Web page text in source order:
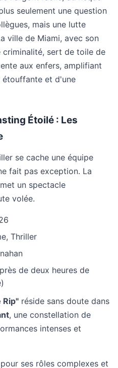
seulement une question
mais une lutte
ville de Miami, avec son
criminalité, sert de toile de
aux enfers, amplifiant
étouffante et d'une
Étoilé : Les
se cache une équipe
fait pas exception. La
un spectacle
volée.
Thriller
de deux heures de
Rip" réside sans doute dans
, une constellation de
intenses et
ses rôles complexes et